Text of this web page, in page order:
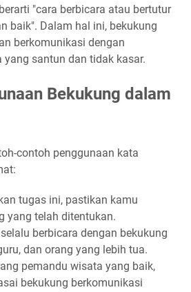
"cara berbicara atau bertutur
baik". Dalam hal ini, bekukung
berkomunikasi dengan
santun dan tidak kasar.
Bekukung dalam
contoh penggunaan kata
tugas ini, pastikan kamu
yang telah ditentukan.
berbicara dengan bekukung
dan orang yang lebih tua.
pemandu wisata yang baik,
bekukung berkomunikasi